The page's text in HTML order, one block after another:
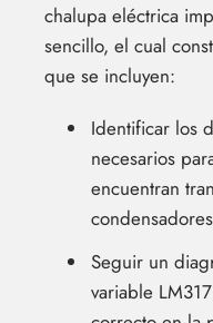
chalupa eléctrica
sencillo, el cual
que se incluyen:
Identificar los
necesarios
encuentran
Seguir un
variable